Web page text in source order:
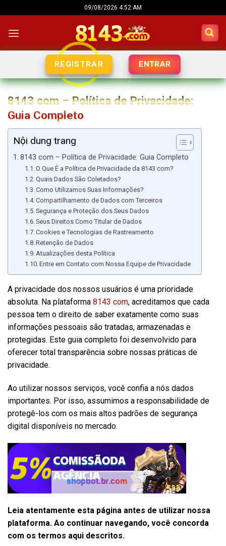
content
09/08/2026 4:52 AM
REGISTRAR ENTRAR
8143 com – Política de Privacidade:
Guia Completo
Nội dung trang
8143 com – Política de Privacidade: Guia Completo
O Que É a Política de Privacidade da 8143 com?
Quais Dados São Coletados?
Como Utilizamos Suas Informações?
Compartilhamento de Dados com Terceiros
Segurança e Proteção dos Seus Dados
Seus Direitos Como Titular de Dados
Cookies e Tecnologias de Rastreamento
Retenção de Dados
Atualizações desta Política
Entre em Contato com Nossa Equipe de Privacidade
A privacidade dos nossos usuários é uma prioridade
absoluta. Na plataforma 8143 com, acreditamos que cada
pessoa tem o direito de saber exatamente como suas
informações pessoais são tratadas, armazenadas e
protegidas. Este guia completo foi desenvolvido para
oferecer total transparência sobre nossas práticas de
privacidade.
Ao utilizar nossos serviços, você confia a nós dados
importantes. Por isso, assumimos a responsabilidade de
protegê-los com os mais altos padrões de segurança
digital disponíveis no mercado.
Leia atentamente esta página antes de utilizar nossa
plataforma. Ao continuar navegando, você concorda
com os termos aqui descritos.